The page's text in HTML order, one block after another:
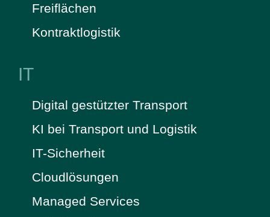
Freiflächen
Kontraktlogistik
IT
Digital gestützter Transport
KI bei Transport und Logistik
IT-Sicherheit
Cloudlösungen
Managed Services